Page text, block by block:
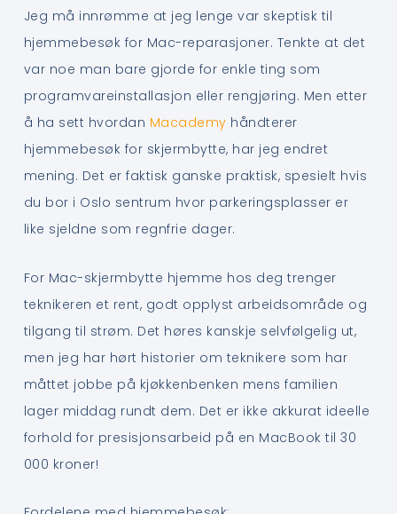
Jeg må innrømme at jeg lenge var skeptisk til
hjemmebesøk for Mac-reparasjoner. Tenkte at det
var noe man bare gjorde for enkle ting som
programvareinstallasjon eller rengjøring. Men etter
å ha sett hvordan Macademy håndterer
hjemmebesøk for skjermbytte, har jeg endret
mening. Det er faktisk ganske praktisk, spesielt hvis
du bor i Oslo sentrum hvor parkeringsplasser er
like sjeldne som regnfrie dager.
For Mac-skjermbytte hjemme hos deg trenger
teknikeren et rent, godt opplyst arbeidsområde og
tilgang til strøm. Det høres kanskje selvfølgelig ut,
men jeg har hørt historier om teknikere som har
måttet jobbe på kjøkkenbenken mens familien
lager middag rundt dem. Det er ikke akkurat ideelle
forhold for presisjonsarbeid på en MacBook til 30
000 kroner!